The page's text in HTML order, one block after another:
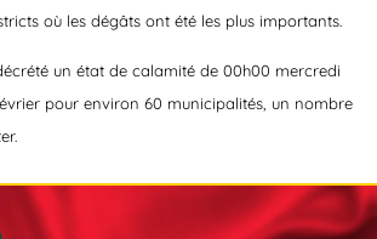
où les dégâts ont été les plus importants.
un état de calamité de 00h00 mercredi
pour environ 60 municipalités, un nombre